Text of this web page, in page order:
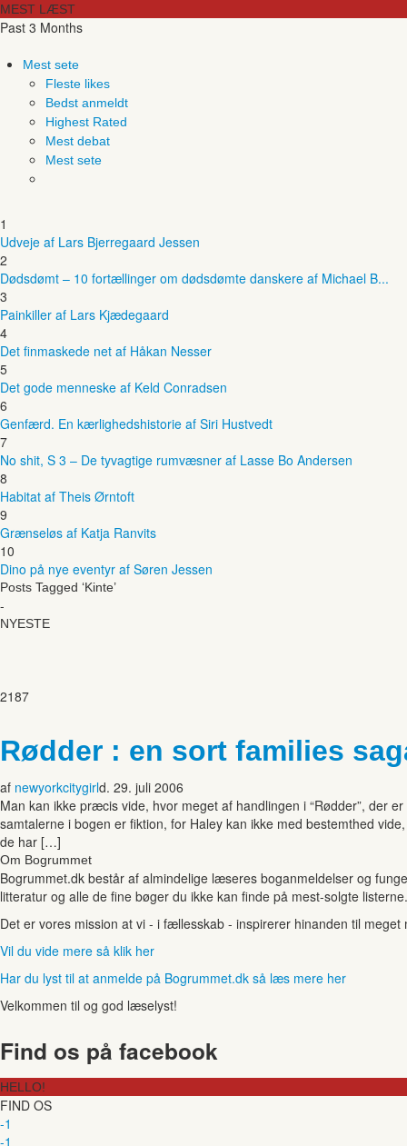
MEST LÆST
Past 3 Months
Mest sete
Fleste likes
Bedst anmeldt
Highest Rated
Mest debat
Mest sete
1
Udveje af Lars Bjerregaard Jessen
2
Dødsdømt – 10 fortællinger om dødsdømte danskere af Michael B...
3
Painkiller af Lars Kjædegaard
4
Det finmaskede net af Håkan Nesser
5
Det gode menneske af Keld Conradsen
6
Genfærd. En kærlighedshistorie af Siri Hustvedt
7
No shit, S 3 – De tyvagtige rumvæsner af Lasse Bo Andersen
8
Habitat af Theis Ørntoft
9
Grænseløs af Katja Ranvits
10
Dino på nye eventyr af Søren Jessen
Posts Tagged ‘Kinte’
-
NYESTE
2187
Rødder : en sort families
af newyorkcitygirld. 29. juli 2006
Man kan ikke præcis vide, hvor meget af handlingen i “Rødder”, der
samtalerne i bogen er fiktion, for Haley kan ikke med bestemthed
de har […]
Om Bogrummet
Bogrummet.dk består af almindelige læseres boganmeldelser og
litteratur og alle de fine bøger du ikke kan finde på mest-solgte listerne.
Det er vores mission at vi - i fællesskab - inspirerer hinanden til
Vil du vide mere så klik her
Har du lyst til at anmelde på Bogrummet.dk så læs mere her
Velkommen til og god læselyst!
Find os på facebook
HELLO!
FIND OS
-1
-1